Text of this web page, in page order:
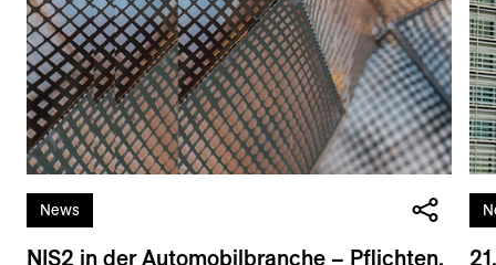
News
NIS2 in der Automobilbranche – Pflichten,